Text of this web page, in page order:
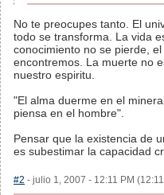
No te preocupes tanto. El
todo se transforma. La vida
conocimiento no se pierde,
encontremos. La muerte no
nuestro espiritu.
"El alma duerme en el
piensa en el hombre".
Pensar que la existencia de
es subestimar la capacidad
#2 - julio 1, 2007 - 12:11 PM